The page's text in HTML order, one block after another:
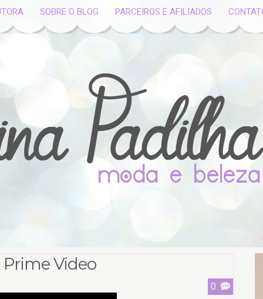
SOBRE O BLOG PARCEIROS E AFILIADOS
Video
0